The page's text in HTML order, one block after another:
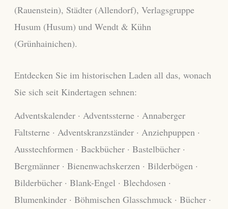
(Rauenstein), Städter (Allendorf), Verlagsgruppe
Husum (Husum) und Wendt & Kühn
(Grünhainichen).
Entdecken Sie im historischen Laden all das, wonach
Sie sich seit Kindertagen sehnen:
Adventskalender · Adventssterne · Annaberger
Faltsterne · Adventskranzständer · Anziehpuppen ·
Ausstechformen · Backbücher · Bastelbücher ·
Bergmänner · Bienenwachskerzen · Bilderbögen ·
Bilderbücher · Blank-Engel · Blechdosen ·
Blumenkinder · Böhmischen Glasschmuck · Bücher ·